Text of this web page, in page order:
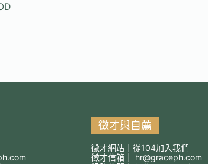
徵才與自薦
徵才網站｜從104加入我們
徵才信箱｜ hr@graceph.com